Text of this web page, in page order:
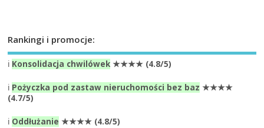
Rankingi i promocje:
ℹ️ Konsolidacja chwilówek ★★★★ (4.8/5)
ℹ️ Pożyczka pod zastaw nieruchomości bez baz ★★★★
(4.7/5)
ℹ️ Oddłużanie ★★★★ (4.8/5)